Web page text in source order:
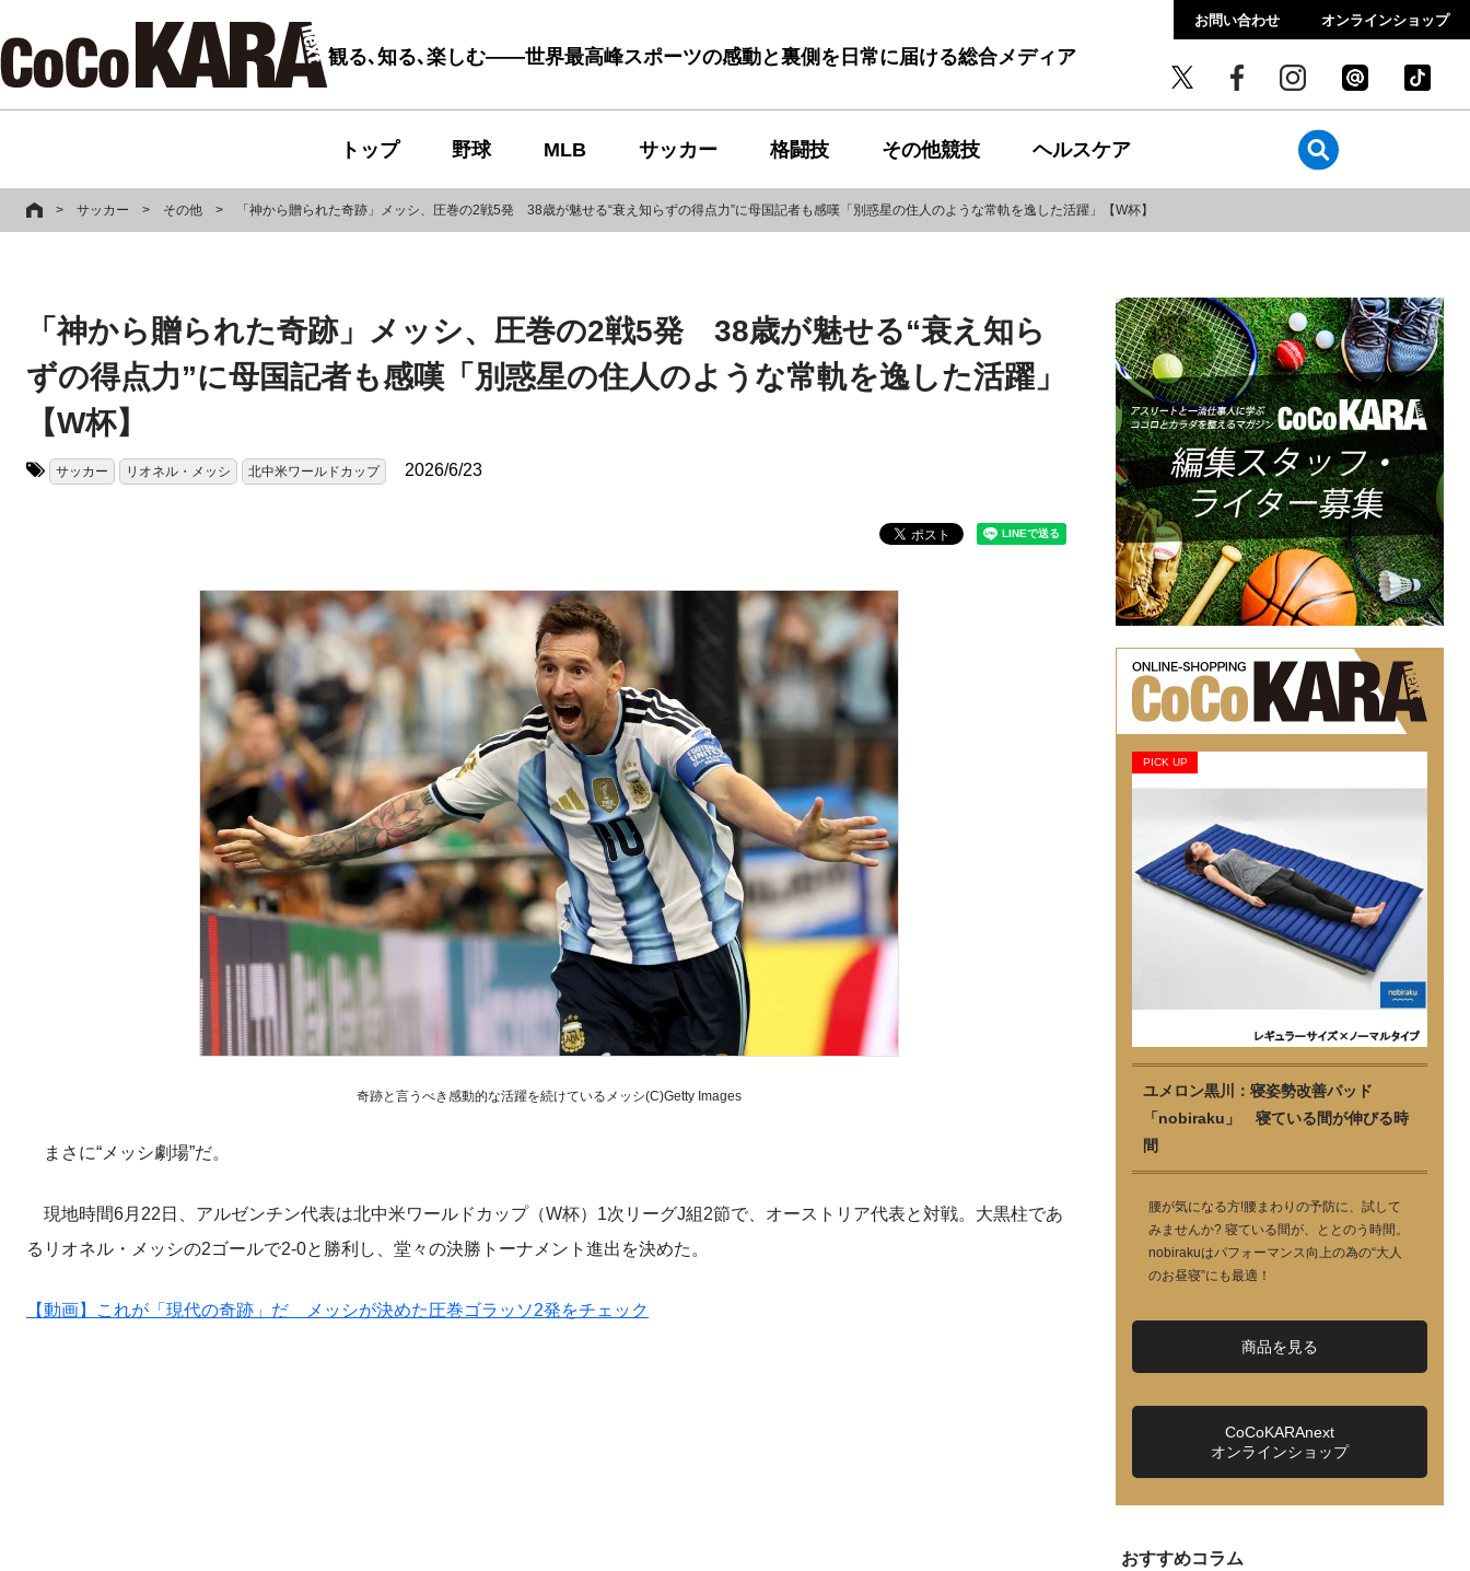
観る､知る､楽しむ――世界最高峰スポーツの感動と裏側を日常に届ける総合メディア
お問い合わせ オンラインショップ
トップ 野球 MLB サッカー 格闘技 その他競技 ヘルスケア
> サッカー > その他 > 「神から贈られた奇跡」メッシ、圧巻の2戦5発 38歳が魅せる“衰え知らずの得点力”に母国記者も感嘆「別惑星の住人のような常軌を逸した活躍」【W杯】
「神から贈られた奇跡」メッシ、圧巻の2戦5発 38歳が魅せる“衰え知ら
ずの得点力”に母国記者も感嘆「別惑星の住人のような常軌を逸した活躍」
【W杯】
サッカー リオネル・メッシ 北中米ワールドカップ 2026/6/23
奇跡と言うべき感動的な活躍を続けているメッシ(C)Getty Images
まさに“メッシ劇場”だ。
現地時間6月22日、アルゼンチン代表は北中米ワールドカップ（W杯）1次リーグJ組2節で、オーストリア代表と対戦。大黒柱であ
るリオネル・メッシの2ゴールで2-0と勝利し、堂々の決勝トーナメント進出を決めた。
【動画】これが「現代の奇跡」だ メッシが決めた圧巻ゴラッソ2発をチェック
PICK UP
ユメロン黒川：寝姿勢改善パッド
「nobiraku」 寝ている間が伸びる時
間
腰が気になる方!腰まわりの予防に、試して
みませんか? 寝ている間が、ととのう時間。
nobirakuはパフォーマンス向上の為の“大人
のお昼寝”にも最適！
商品を見る
CoCoKARAnext
オンラインショップ
おすすめコラム